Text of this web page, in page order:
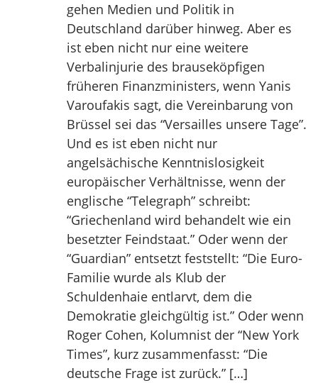
gehen Medien und Politik in
Deutschland darüber hinweg. Aber es
ist eben nicht nur eine weitere
Verbalinjurie des brauseköpfigen
früheren Finanzministers, wenn Yanis
Varoufakis sagt, die Vereinbarung von
Brüssel sei das “Versailles unsere Tage”.
Und es ist eben nicht nur
angelsächische Kenntnislosigkeit
europäischer Verhältnisse, wenn der
englische “Telegraph” schreibt:
“Griechenland wird behandelt wie ein
besetzter Feindstaat.” Oder wenn der
“Guardian” entsetzt feststellt: “Die Euro-
Familie wurde als Klub der
Schuldenhaie entlarvt, dem die
Demokratie gleichgültig ist.” Oder wenn
Roger Cohen, Kolumnist der “New York
Times”, kurz zusammenfasst: “Die
deutsche Frage ist zurück.” […]